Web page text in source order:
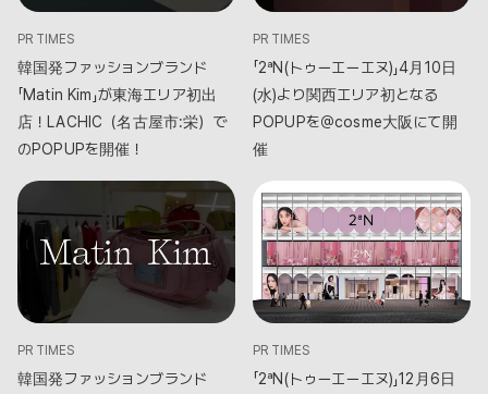
PR TIMES
韓国発ファッションブランド
「Matin Kim」が東海エリア初出
店！LACHIC（名古屋市:栄）で
のPOPUPを開催！
PR TIMES
「2ªN(トゥーエーエヌ)」4月10日
(水)より関西エリア初となる
POPUPを＠cosme大阪にて開
催
PR TIMES
韓国発ファッションブランド
PR TIMES
「2ªN(トゥーエーエヌ)」12月6日